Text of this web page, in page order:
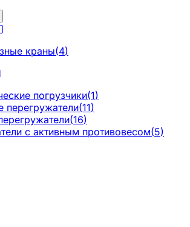
)
краны(4)
погрузчики(1)
перегружатели(11)
(16)
с активным противовесом(5)